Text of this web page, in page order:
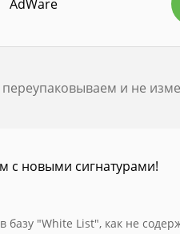
AdWare
и не
с новыми сигнатурами!
"White List", как не